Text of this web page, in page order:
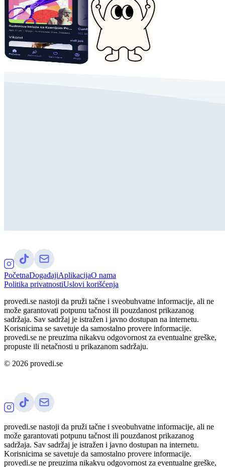
PočetnaDogađajiAplikacijaO nama
Politika privatnostiUslovi korišćenja
provedi.se nastoji da pruži tačne i sveobuhvatne informacije, ali ne
može garantovati potpunu tačnost ili pouzdanost prikazanog
sadržaja. Sav sadržaj je istražen i javno dostupan na internetu.
Korisnicima se savetuje da samostalno provere informacije.
provedi.se ne preuzima nikakvu odgovornost za eventualne greške,
propuste ili netačnosti u prikazanom sadržaju.
© 2026 provedi.se
provedi.se nastoji da pruži tačne i sveobuhvatne informacije, ali ne
može garantovati potpunu tačnost ili pouzdanost prikazanog
sadržaja. Sav sadržaj je istražen i javno dostupan na internetu.
Korisnicima se savetuje da samostalno provere informacije.
provedi.se ne preuzima nikakvu odgovornost za eventualne greške,